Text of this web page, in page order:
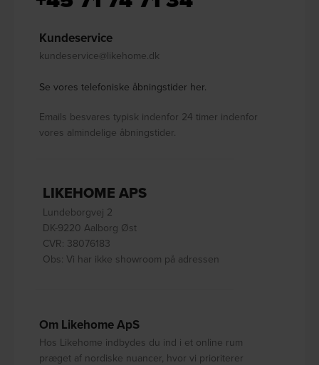
Kundeservice
kundeservice@likehome.dk
Se vores telefoniske åbningstider her.
Emails besvares typisk indenfor 24 timer indenfor
vores almindelige åbningstider.
LIKEHOME APS
Lundeborgvej 2
DK-9220 Aalborg Øst
CVR: 38076183
Obs: Vi har ikke showroom på adressen
Om Likehome ApS
Hos Likehome indbydes du ind i et online rum
præget af nordiske nuancer, hvor vi prioriterer